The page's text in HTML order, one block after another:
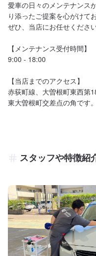
愛車の日々のメンテナンス
り添ったご提案を心がけて
ぜひ、当店にお任せください
【メンテナンス受付時間】
9:00 - 18:00
【当店までのアクセス】
赤荻町線、大曽根町東西第
スタッフや特徴紹